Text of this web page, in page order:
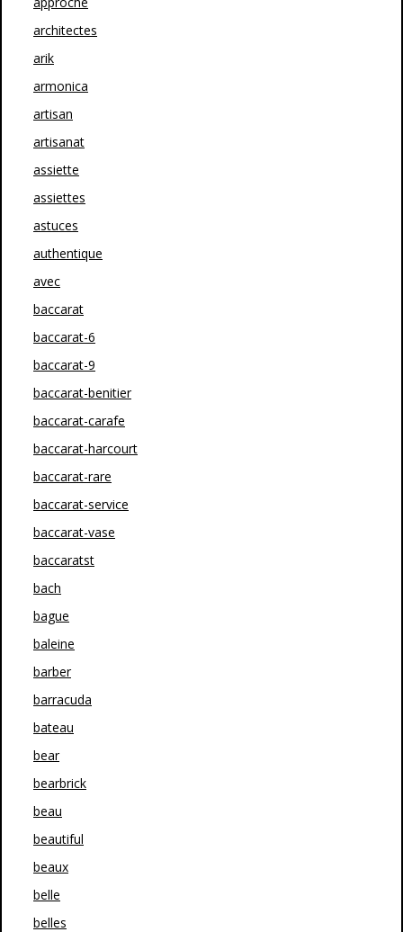
architectes
arik
armonica
artisan
artisanat
assiette
assiettes
astuces
authentique
avec
baccarat
baccarat-6
baccarat-9
baccarat-benitier
baccarat-carafe
baccarat-harcourt
baccarat-rare
baccarat-service
baccarat-vase
baccaratst
bach
bague
baleine
barber
barracuda
bateau
bear
bearbrick
beau
beautiful
beaux
belle
belles